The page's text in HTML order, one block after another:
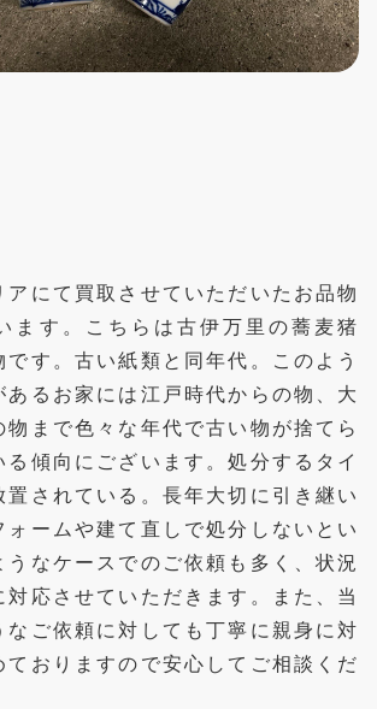
アにて買取させていただいたお品物
ます。こちらは古伊万里の蕎麦猪
です。古い紙類と同年代。このよう
あるお家には江戸時代からの物、大
物まで色々な年代で古い物が捨てら
る傾向にございます。処分するタイ
置されている。長年大切に引き継い
ォームや建て直しで処分しないとい
うなケースでのご依頼も多く、状況
対応させていただきます。また、当
なご依頼に対しても丁寧に親身に対
ておりますので安心してご相談くだ